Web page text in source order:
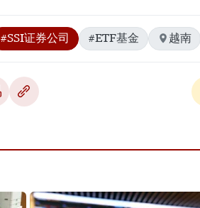
#SSI证券公司 #ETF基金 越南